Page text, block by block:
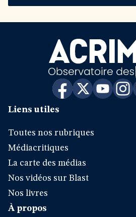
Liens utiles
Toutes nos rubriques
Médiacritiques
La carte des médias
Nos vidéos sur Blast
Nos livres
À propos